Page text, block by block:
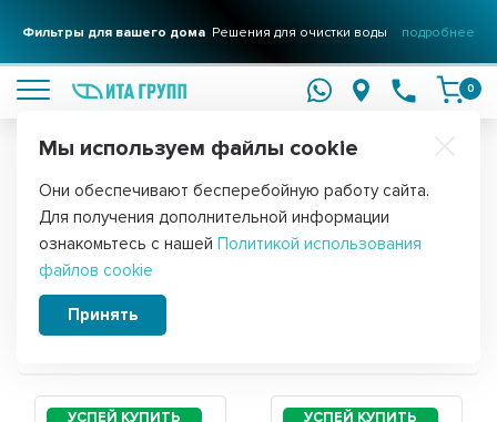
Фильтры для вашего дома Решения для очистки воды подробнее
0
Главная
Запчасти для водонагревателя
Thermex RZL 30 VS
Мы используем файлы cookie
Они обеспечивают бесперебойную работу сайта.
Для получения дополнительной информации
ознакомьтесь с нашей Политикой использования
файлов cookie
Принять